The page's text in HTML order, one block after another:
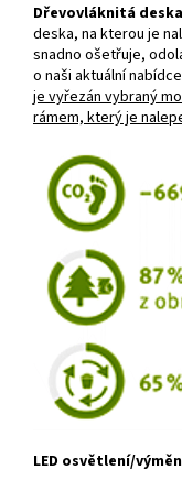
Dřevovláknitá
deska, na kterou je
snadno ošetřuje,
o naši aktuální
je vyřezán vybraný
rámem, který je
LED osvětlení/